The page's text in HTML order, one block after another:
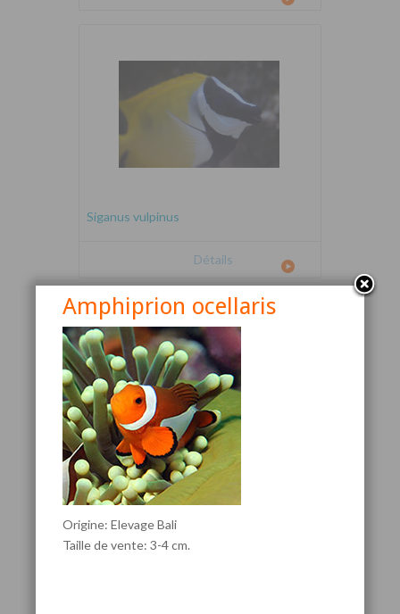
Siganus vulpinus
Détails
Canthigaster valentini
Amphiprion ocellaris
Origine: Elevage Bali
Taille de vente: 3-4 cm.